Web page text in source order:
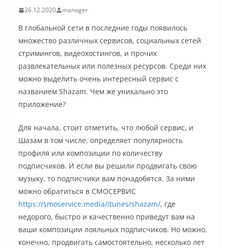
26.12.2020 manager
В глобальной сети в последние годы появилось
множество различных сервисов, социальных сетей
стримингов, видеохостингов, и прочих
развлекательных или полезных ресурсов. Среди них
можно выделить очень интересный сервис с
названием Shazam. Чем же уникально это
приложение?
Для начала, стоит отметить, что любой сервис, и
Шазам в том числе, определяет популярность
профиля или композиции по количеству
подписчиков. И если вы решили продвигать свою
музыку, то подписчики вам понадобятся. За ними
можно обратиться в СМОСЕРВИС
https://smoservice.media/itunes/shazam/, где
недорого, быстро и качественно приведут вам на
ваши композиции лояльных подписчиков. Но можно,
конечно, продвигать самостоятельно, несколько лет